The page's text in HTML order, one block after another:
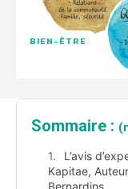
BIEN-ÊTRE
Sommaire :
L’avis
Kapitae,